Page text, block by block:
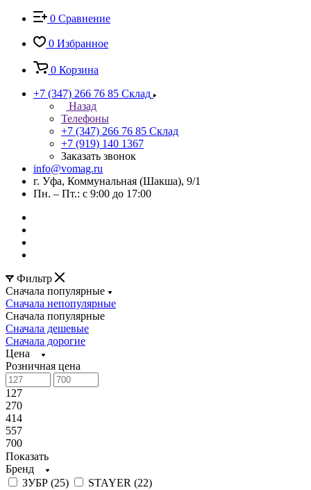
0 Сравнение
0 Избранное
0 Корзина
+7 (347) 266 76 85 Склад
Назад
Телефоны
+7 (347) 266 76 85 Склад
+7 (919) 140 1367
Заказать звонок
info@vomag.ru
г. Уфа, Коммунальная (Шакша), 9/1
Пн. – Пт.: с 9:00 до 17:00
Фильтр
Сначала популярные
Сначала непопулярные
Сначала популярные
Сначала дешевые
Сначала дорогие
Цена
Розничная цена
127
270
414
557
700
Показать
Бренд
ЗУБР (25) STAYER (22)